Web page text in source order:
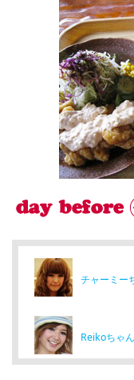
チャーミー
Reikoちゃ